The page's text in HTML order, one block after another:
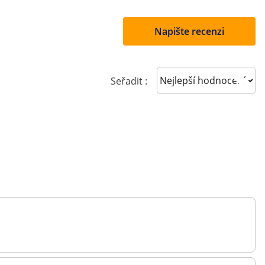
Napište recenzi
Seřadit : Sort reviews